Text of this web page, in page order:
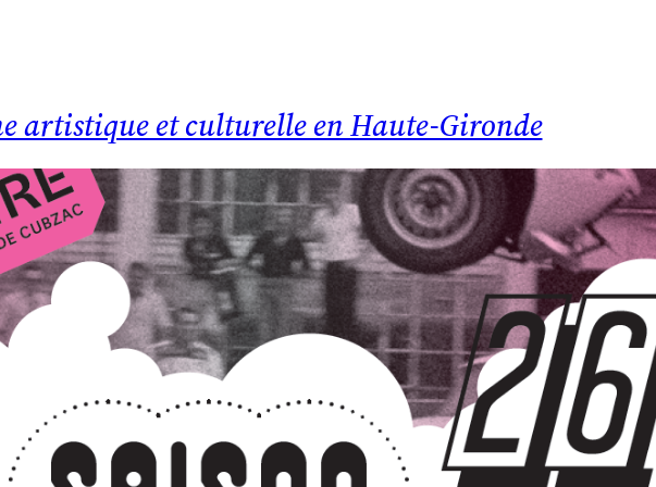
artistique et culturelle en Haute-Gironde